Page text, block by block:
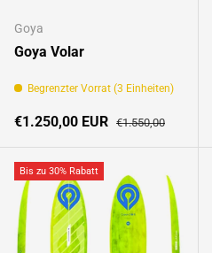
Goya
Goya Volar
Begrenzter Vorrat (3 Einheiten)
Verkaufspreis
€1.250,00 EUR Normaler Preis
€1.550,00
Bis zu 30% Rabatt